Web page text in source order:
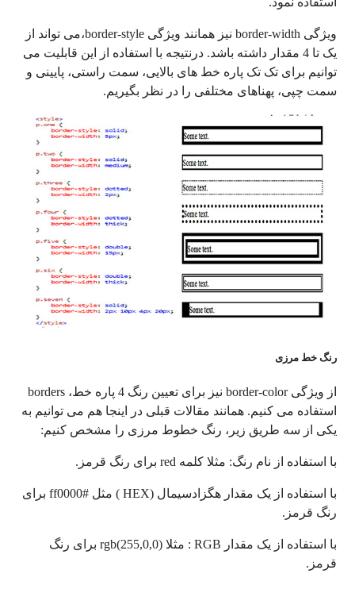
ویژگی border-width نیز همانند ویژگی border-style،می تواند از
یک تا 4 مقدار داشته باشد. درنتیجه با استفاده از این قابلیت می
توانیم برای تک تک پاره خط های بالایی، سمت راستی، پایینی و
سمت چپی، پهناهای مختلفی را در نظر بگیریم.
رنگ خط مرزی
از ویژگی border-color نیز برای تعیین رنگ 4 پاره خط، borders
استفاده می کنیم. همانند مقالات قبلی در اینجا هم می توانیم به
یکی از سه طریق زیر، رنگ خطوط مرزی را مشخص کنیم:
با استفاده از نام رنگ: مثلا کلمه red برای رنگ قرمز.
با استفاده از یک مقدار هگزادسیمال (HEX ) مثل #ff0000 برای
رنگ قرمز.
با استفاده از یک مقدار RGB : مثلا rgb(255,0,0) برای رنگ
قرمز.